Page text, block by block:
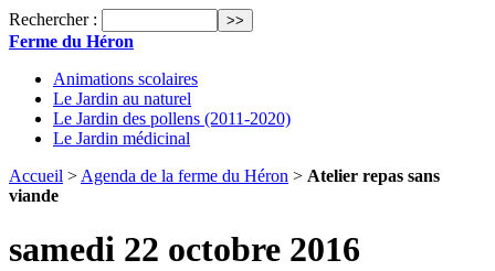
Rechercher :
Ferme du Héron
Animations scolaires
Le Jardin au naturel
Le Jardin des pollens (2011-2020)
Le Jardin médicinal
Accueil > Agenda de la ferme du Héron > Atelier repas sans
viande
samedi 22 octobre 2016